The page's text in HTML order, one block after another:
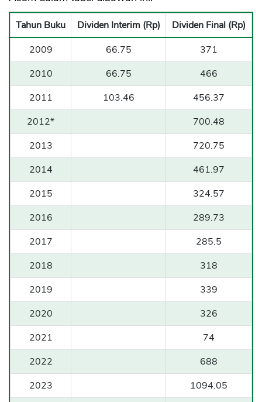
Tahun Buku Dividen Interim (Rp)
Dividen Final (Rp)
2009
66.75
371
2010
66.75
466
2011
103.46
456.37
2012*
700.48
2013
720.75
2014
461.97
2015
324.57
2016
289.73
2017
285.5
2018
318
2019
339
2020
326
2021
74
2022
688
2023
1094.05
OK